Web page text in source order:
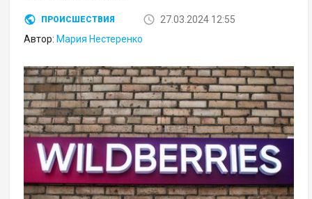
ПРОИСШЕСТВИЯ
27.03.2024 12:55
Автор: Мария Нестеренко